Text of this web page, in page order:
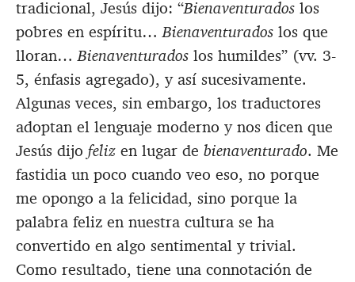
tradicional, Jesús dijo: “Bienaventurados los
pobres en espíritu…Bienaventurados los que
lloran…Bienaventurados los humildes” (vv. 3-
5, énfasis agregado), y así sucesivamente.
Algunas veces, sin embargo, los traductores
adoptan el lenguaje moderno y nos dicen que
Jesús dijo feliz en lugar de bienaventurado. Me
fastidia un poco cuando veo eso, no porque
me opongo a la felicidad, sino porque la
palabra feliz en nuestra cultura se ha
convertido en algo sentimental y trivial.
Como resultado, tiene una connotación de